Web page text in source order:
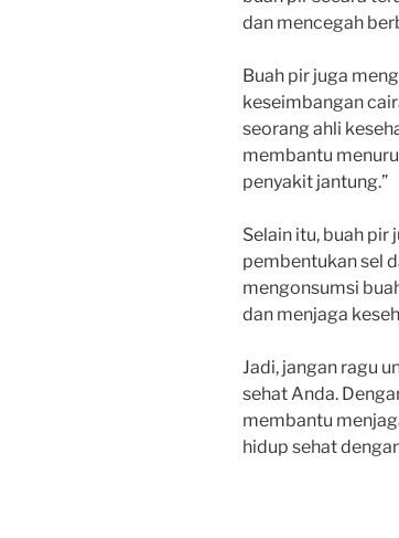
dan mencegah
Buah pir juga
keseimbangan
seorang ahli
membantu
penyakit jantung.”
Selain itu, buah pir
pembentukan sel
mengonsumsi
dan menjaga
Jadi, jangan ragu
sehat Anda.
membantu
hidup sehat